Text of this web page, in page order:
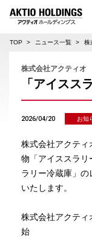
TOP ニュース一覧 株
株式会社アクティオ
「アイスス
2026/04/20 お知
株式会社アクティ
物「アイススラリ
ラリー冷蔵庫」
いたします。
株式会社アクテ
始